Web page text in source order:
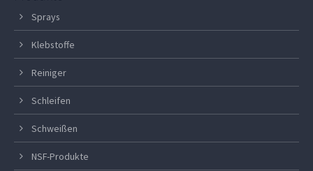
Sprays
Klebstoffe
Reiniger
Schleifen
Schweißen
NSF-Produkte